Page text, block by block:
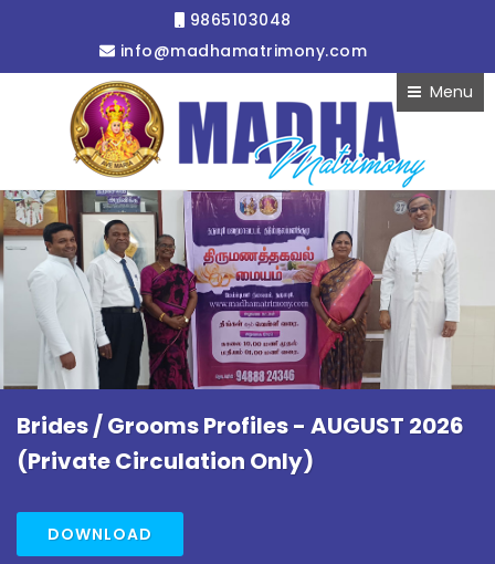
9865103048
info@madhamatrimony.com
Menu
Brides / Grooms Profiles - AUGUST 2026
(Private Circulation Only)
DOWNLOAD